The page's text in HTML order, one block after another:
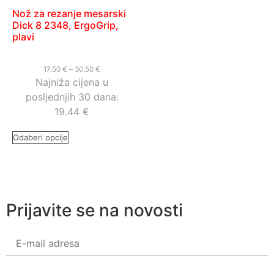
Nož za rezanje mesarski
Dick 8 2348, ErgoGrip,
plavi
17.50€ – 30.50€
Najniža cijena u
posljednjih 30 dana:
19.44€
Odaberi opcije
Prijavite se na novosti